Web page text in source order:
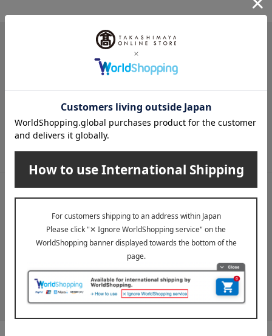
メールマガジン
送料無料クーポンやキャンペーン、新着・SALE・おすすめ商品な
ど、「高島屋オンラインストア」のお得＆うれしい情報をお届けい
たします。
メールマガジンについて詳しく見る
LINE公式アカウント
高島屋オンラインストアLINE公式アカウントでは百貨店ならではの
名品やお得な最新情報を配信中！
LINEの友達追加をする